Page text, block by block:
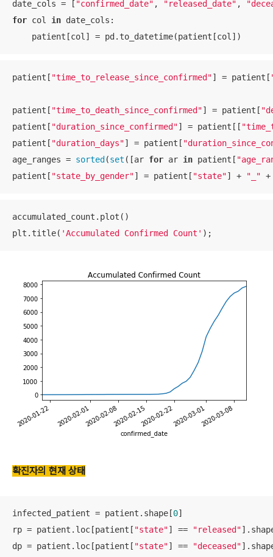
date_cols = [ "confirmed_date" , "released_date" ,
for col in date_cols:
    patient[col] = pd.to_datetime(patient[col])
patient[ "time_to_release_since_confirmed"] = patient[
patient[ "time_to_death_since_confirmed"] = patient[
patient[ "duration_since_confirmed"] = patient[[
patient[ "duration_days"] = patient[
age_ranges = sorted (set ([ar for ar in patient[
patient[ "state_by_gender"] = patient[ "state"] + "_"
accumulated_count.plot()
plt.title( 'Accumulated Confirmed Count' );
확진자의 현재 상태
infected_patient = patient.shape[0]
rp = patient.loc[patient[ "state"] == "released"
dp = patient.loc[patient[ "state"] == "deceased"